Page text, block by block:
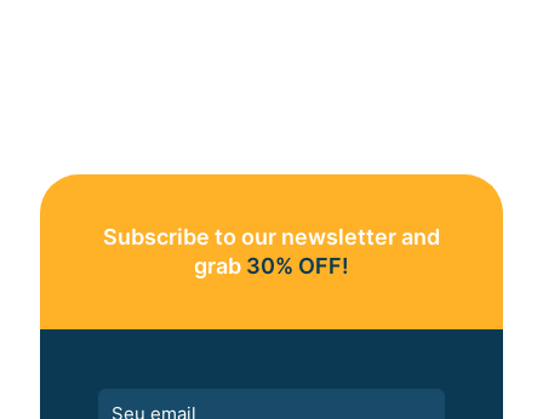
Subscribe to our newsletter and
grab 30% OFF!